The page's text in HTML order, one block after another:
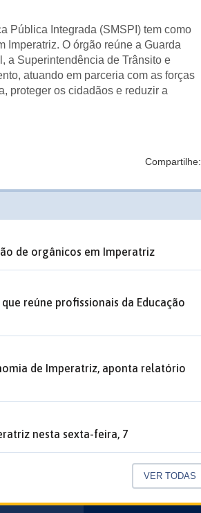
Pública Integrada (SMSPI) tem como
Imperatriz. O órgão reúne a Guarda
a Superintendência de Trânsito e
atuando em parceria com as forças
proteger os cidadãos e reduzir a
Compartilhe:
de orgânicos em Imperatriz
reúne profissionais da Educação
de Imperatriz, aponta relatório
nesta sexta-feira, 7
VER TODAS